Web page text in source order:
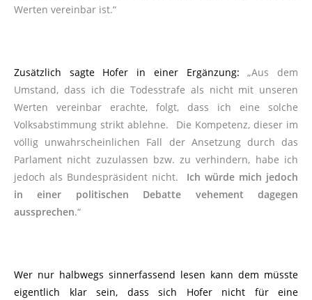
Werten vereinbar ist.“
Zusätzlich sagte Hofer in einer Ergänzung:„Aus dem
Umstand, dass ich die Todesstrafe als nicht mit unseren
Werten vereinbar erachte, folgt, dass ich eine solche
Volksabstimmung strikt ablehne. Die Kompetenz, dieser im
völlig unwahrscheinlichen Fall der Ansetzung durch das
Parlament nicht zuzulassen bzw. zu verhindern, habe ich
jedoch als Bundespräsident nicht. Ich würde mich jedoch
in einer politischen Debatte vehement dagegen
aussprechen.“
Wer nur halbwegs sinnerfassend lesen kann dem müsste
eigentlich klar sein, dass sich Hofer nicht für eine